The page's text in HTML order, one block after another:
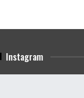
Instagram